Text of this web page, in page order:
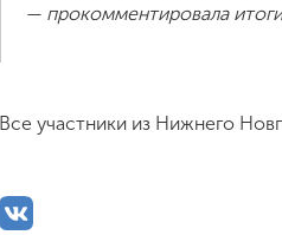
— прокомментировала
Все участники из Нижнего